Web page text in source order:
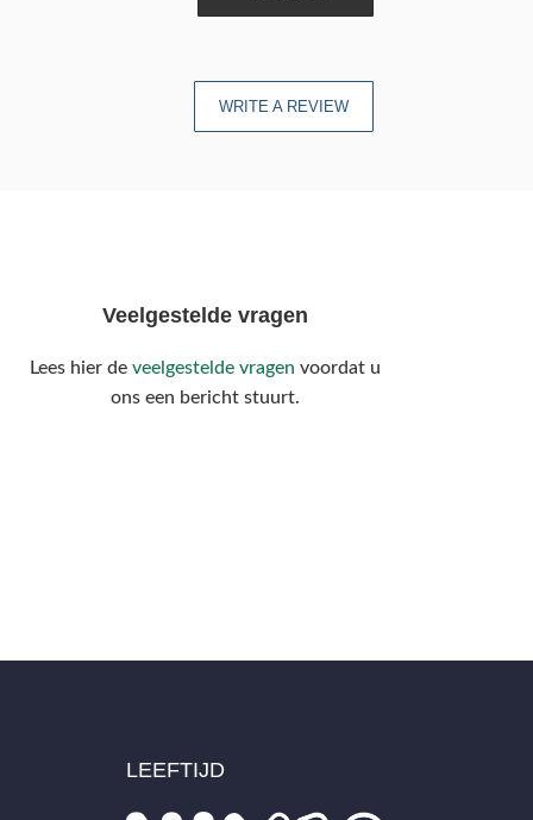
WRITE A REVIEW
Veelgestelde vragen
Lees hier de veelgestelde vragen voordat u
ons een bericht stuurt.
LEEFTIJD